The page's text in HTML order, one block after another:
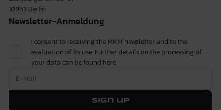
10963 Berlin
Newsletter-Anmeldung
I consent to receiving the MKM newsletter and to the
evaluation of its use. Further details on the processing of
your data can be found here.
Sign up